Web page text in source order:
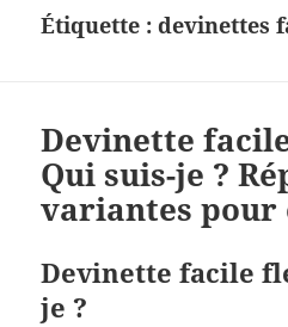
devinettes, pour
Étiquette :devinettes
Devinette
Qui suis-je ?
variantes pour
Devinette facile
je ?